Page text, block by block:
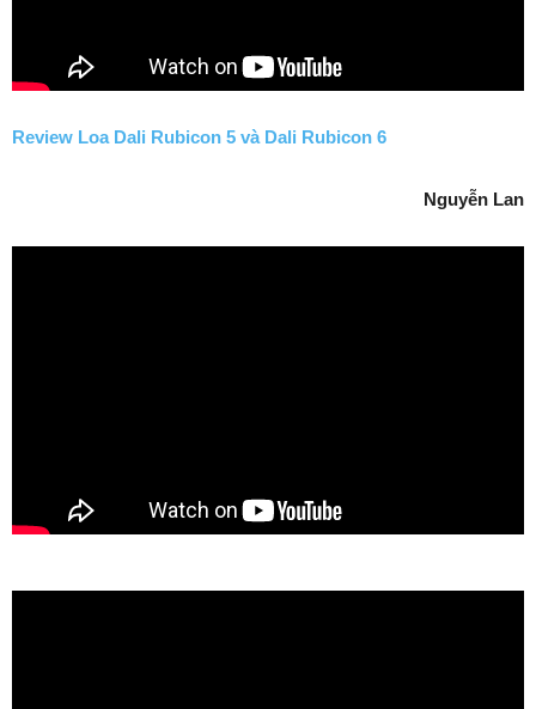
Review Loa Dali Rubicon 5 và Dali Rubicon 6
Nguyễn Lan